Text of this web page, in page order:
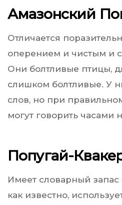
Амазонский
Отличается
оперением и чистым и
Они болтливые птицы,
слишком болтливые. У
слов, но при
могут говорить часами
Попугай-
Имеет словарный запас
как известно,